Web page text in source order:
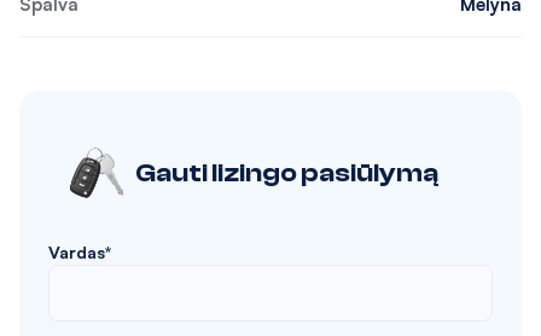
Gauti lizingo pasiūlymą
Vardas*